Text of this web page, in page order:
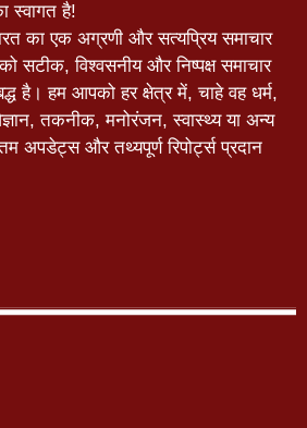
स्वागत है!
का एक अग्रणी और सत्यप्रिय समाचार
सटीक, विश्वसनीय और निष्पक्ष समाचार
है। हम आपको हर क्षेत्र में, चाहे वह धर्म,
तकनीक, मनोरंजन, स्वास्थ्य या अन्य
अपडेट्स और तथ्यपूर्ण रिपोर्ट्स प्रदान